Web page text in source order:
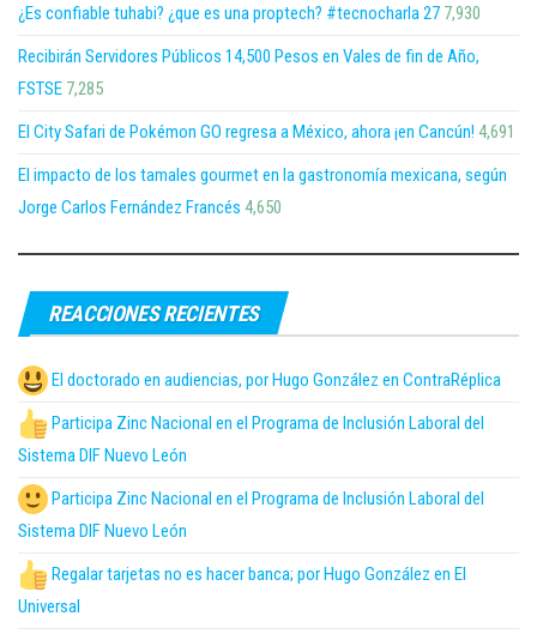
¿Es confiable tuhabi? ¿que es una proptech? #tecnocharla 27 7,930
Recibirán Servidores Públicos 14,500 Pesos en Vales de fin de Año,
FSTSE 7,285
El City Safari de Pokémon GO regresa a México, ahora ¡en Cancún! 4,691
El impacto de los tamales gourmet en la gastronomía mexicana, según
Jorge Carlos Fernández Francés 4,650
REACCIONES RECIENTES
El doctorado en audiencias, por Hugo González en ContraRéplica
Participa Zinc Nacional en el Programa de Inclusión Laboral del
Sistema DIF Nuevo León
Participa Zinc Nacional en el Programa de Inclusión Laboral del
Sistema DIF Nuevo León
Regalar tarjetas no es hacer banca; por Hugo González en El
Universal